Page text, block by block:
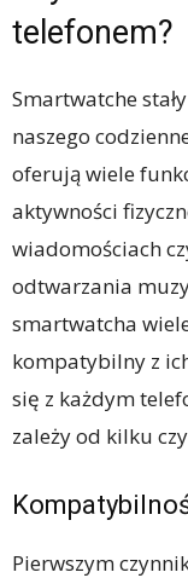
telefonem?
Smartwatche
naszego
oferują wiele
aktywności
wiadomościach
odtwarzania
smartwatcha
kompatybilny z
się z każdym
zależy od kilku
Pierwszym